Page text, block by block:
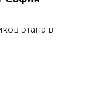
этапа в